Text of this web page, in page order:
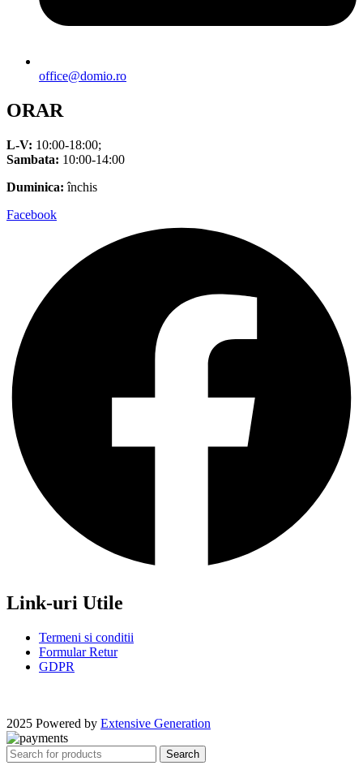
office@domio.ro
ORAR
L-V: 10:00-18:00;
Sambata: 10:00-14:00
Duminica: închis
Facebook
Link-uri Utile
Termeni si conditii
Formular Retur
GDPR
2025 Powered by Extensive Generation
Search